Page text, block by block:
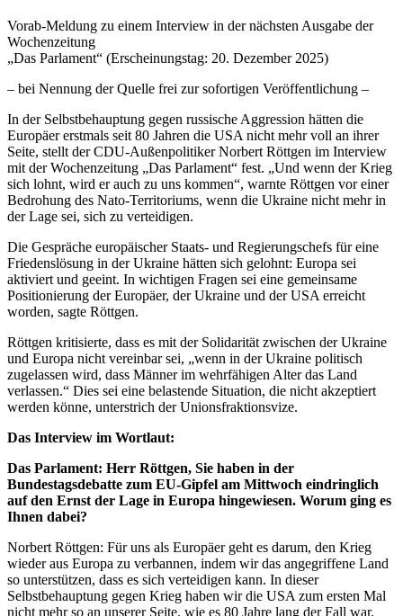
Vorab-Meldung zu einem Interview in der nächsten Ausgabe der
Wochenzeitung
„Das Parlament“ (Erscheinungstag: 20. Dezember 2025)
– bei Nennung der Quelle frei zur sofortigen Veröffentlichung –
In der Selbstbehauptung gegen russische Aggression hätten die
Europäer erstmals seit 80 Jahren die USA nicht mehr voll an ihrer
Seite, stellt der CDU-Außenpolitiker Norbert Röttgen im Interview
mit der Wochenzeitung „Das Parlament“ fest. „Und wenn der Krieg
sich lohnt, wird er auch zu uns kommen“, warnte Röttgen vor einer
Bedrohung des Nato-Territoriums, wenn die Ukraine nicht mehr in
der Lage sei, sich zu verteidigen.
Die Gespräche europäischer Staats- und Regierungschefs für eine
Friedenslösung in der Ukraine hätten sich gelohnt: Europa sei
aktiviert und geeint. In wichtigen Fragen sei eine gemeinsame
Positionierung der Europäer, der Ukraine und der USA erreicht
worden, sagte Röttgen.
Röttgen kritisierte, dass es mit der Solidarität zwischen der Ukraine
und Europa nicht vereinbar sei, „wenn in der Ukraine politisch
zugelassen wird, dass Männer im wehrfähigen Alter das Land
verlassen.“ Dies sei eine belastende Situation, die nicht akzeptiert
werden könne, unterstrich der Unionsfraktionsvize.
Das Interview im Wortlaut:
Das Parlament: Herr Röttgen, Sie haben in der
Bundestagsdebatte zum EU-Gipfel am Mittwoch eindringlich
auf den Ernst der Lage in Europa hingewiesen. Worum ging es
Ihnen dabei?
Norbert Röttgen: Für uns als Europäer geht es darum, den Krieg
wieder aus Europa zu verbannen, indem wir das angegriffene Land
so unterstützen, dass es sich verteidigen kann. In dieser
Selbstbehauptung gegen Krieg haben wir die USA zum ersten Mal
nicht mehr so an unserer Seite, wie es 80 Jahre lang der Fall war.